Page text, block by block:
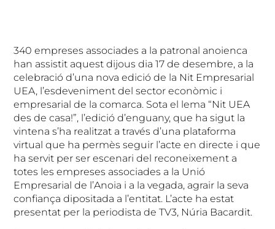
340 empreses associades a la patronal anoienca
han assistit aquest dijous dia 17 de desembre, a la
celebració d’una nova edició de la Nit Empresarial
UEA, l’esdeveniment del sector econòmic i
empresarial de la comarca. Sota el lema “Nit UEA
des de casa!”, l’edició d’enguany, que ha sigut la
vintena s’ha realitzat a través d’una plataforma
virtual que ha permès seguir l’acte en directe i que
ha servit per ser escenari del reconeixement a
totes les empreses associades a la Unió
Empresarial de l’Anoia i a la vegada, agrair la seva
confiança dipositada a l’entitat. L’acte ha estat
presentat per la periodista de TV3, Núria Bacardit.